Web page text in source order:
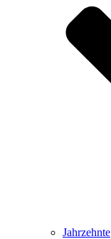
Jahrzehnte